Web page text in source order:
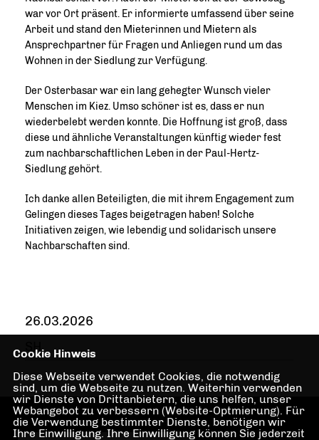
war vor Ort präsent. Er informierte umfassend über seine
Arbeit und stand den Mieterinnen und Mietern als
Ansprechpartner für Fragen und Anliegen rund um das
Wohnen in der Siedlung zur Verfügung.
Der Osterbasar war ein lang gehegter Wunsch vieler
Menschen im Kiez. Umso schöner ist es, dass er nun
wiederbelebt werden konnte. Die Hoffnung ist groß, dass
diese und ähnliche Veranstaltungen künftig wieder fest
zum nachbarschaftlichen Leben in der Paul-Hertz-
Siedlung gehört.
Ich danke allen Beteiligten, die mit ihrem Engagement zum
Gelingen dieses Tages beigetragen haben! Solche
Initiativen zeigen, wie lebendig und solidarisch unsere
Nachbarschaften sind.
26.03.2026
SH
Cookie Hinweis
Diese Webseite verwendet Cookies, die notwendig
sind, um die Webseite zu nutzen. Weiterhin verwenden
wir Dienste von Drittanbietern, die uns helfen, unser
Webangebot zu verbessern (Website-Optmierung). Für
die Verwendung bestimmter Dienste, benötigen wir
Ihre Einwilligung. Ihre Einwilligung können Sie jederzeit